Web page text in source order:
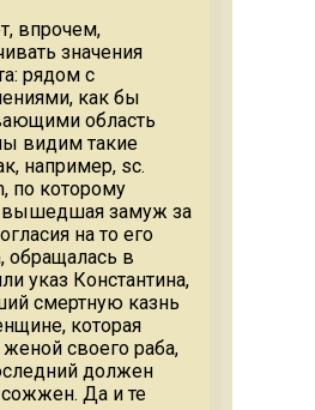
впрочем,
значения
рядом с
как бы
область
видим такие
например, sc.
по которому
замуж за
на то его
обращалась в
указ Константина,
смертную казнь
которая
женой своего раба,
должен
Да и те